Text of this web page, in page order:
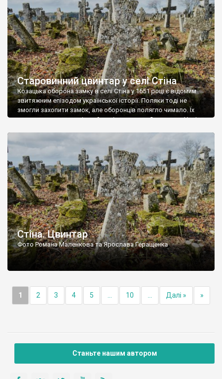
Старовинний цвинтар у селі Стіна
Козацька оборона замку в селі Стіна у 1651 році є відомим
звитяжним епізодом української історії. Поляки тоді не
змогли захопити замок, але оборонців полягло чимало. Їх
поховали на цвинтарі, який тоді називався Замковим. Нині на
ньому чимало хрестів 19 століття, є такі, де епітафії стер […]
Стіна. Цвинтар
Фото Романа Маленкова та Ярослава Геращенка
1 2 3 4 5 10 Далі » »
Станьте нашим автором